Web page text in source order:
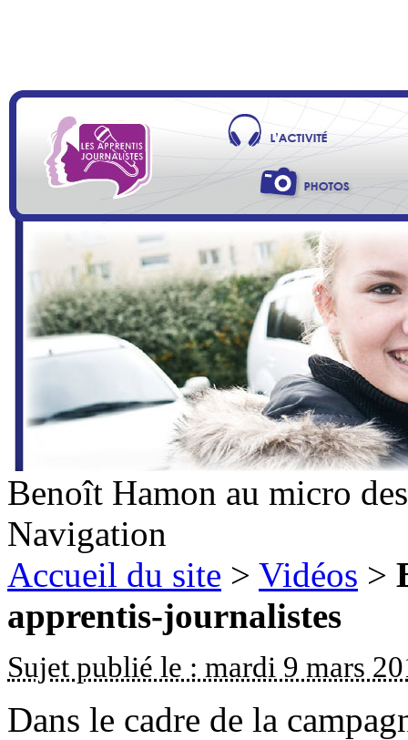
Benoît Hamon au micro
Navigation
Accueil du site > Vidéos >
apprentis-journalistes
Sujet publié le : mardi 9 mars
Dans le cadre de la